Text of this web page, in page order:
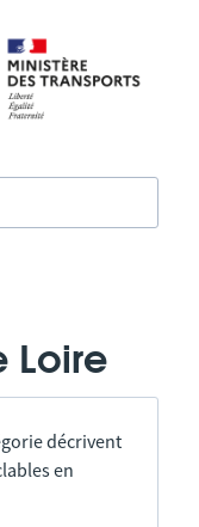
Loire
décrivent
en